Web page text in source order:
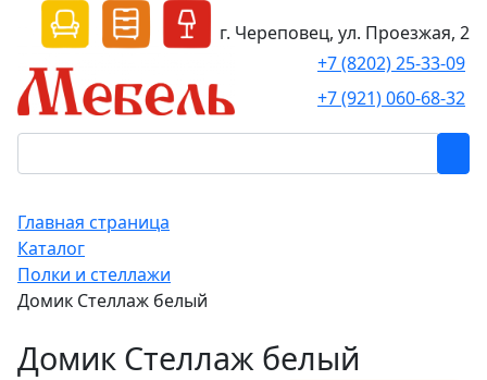
г. Череповец, ул. Проезжая, 2
+7 (8202) 25-33-09
+7 (921) 060-68-32
Главная страница
Каталог
Полки и стеллажи
Домик Стеллаж белый
Домик Стеллаж белый